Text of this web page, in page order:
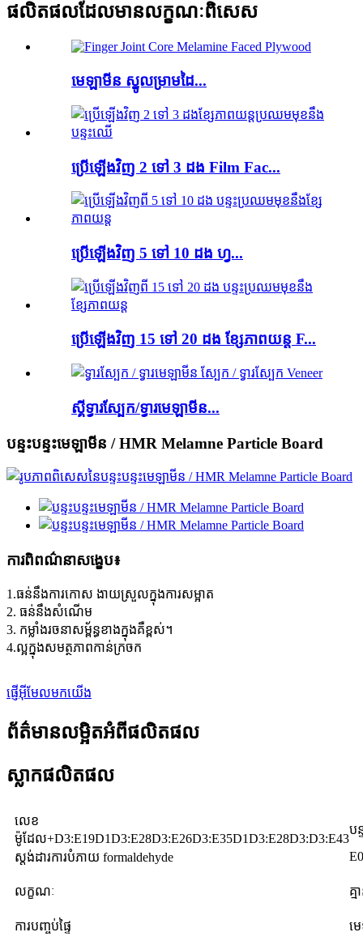
ផលិតផលដែលមានលក្ខណៈពិសេស
មេឡាមីន ស្នូលម្រាមដៃ...
ប្រើឡើងវិញ 2 ទៅ 3 ដង Film Fac...
ប្រើឡើងវិញ 5 ទៅ 10 ដង ហ្វ...
ប្រើឡើងវិញ 15 ទៅ 20 ដង ខ្សែភាពយន្ត F...
ស្គីទ្វារស្បែក/ទ្វារមេឡាមីន...
បន្ទះបន្ទះមេឡាមីន / HMR Melamne Particle Board
ការពិពណ៌នាសង្ខេប៖
1.ធន់នឹងការកោស ងាយស្រួលក្នុងការសម្អាត
2. ធន់នឹងសំណើម
3. កម្លាំងរចនាសម្ព័ន្ធខាងក្នុងគឺខ្ពស់។
4.ល្អក្នុងសមត្ថភាពកាន់ក្រចក
ផ្ញើអ៊ីមែលមកយើង
ព័ត៌មានលម្អិតអំពីផលិតផល
ស្លាកផលិតផល
លេខ
ម៉ូដែល+D3:E19D1D3:E28D3:E26D3:E35D1D3:E28D3:D3:E43
ប
ស្តង់ដារការបំភាយ formaldehyde
លក្ខណៈ គ្
ការបញ្ចប់ផ្ទៃ ម